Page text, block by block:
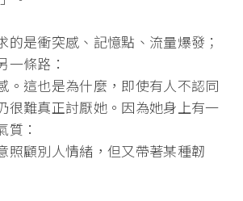
的是衝突感、記憶點、流量爆發；
一條路：
。這也是為什麼，即使有人不認同
很難真正討厭她。因為她身上有一
質：
照顧別人情緒，但又帶著某種韌